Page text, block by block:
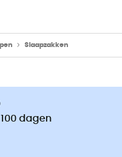
Slaapzakken
dagen